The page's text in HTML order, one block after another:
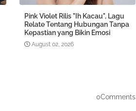
Pink Violet Rilis "Ih Kacau", Lagu
Relate Tentang Hubungan Tanpa
Kepastian yang Bikin Emosi
August 02, 2026
0Comments